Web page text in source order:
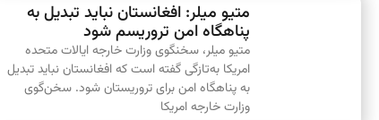
متیو میلر: افغانستان نباید تبدیل به
پناهگاه امن تروریسم شود
متیو میلر، سخنگوی وزارت خارجه ایالات متحده
امریکا به‌تازگی گفته است که افغانستان نباید تبدیل
به پناهگاه امن برای تروریستان شود. سخن‌گوی
وزارت خارجه امریکا